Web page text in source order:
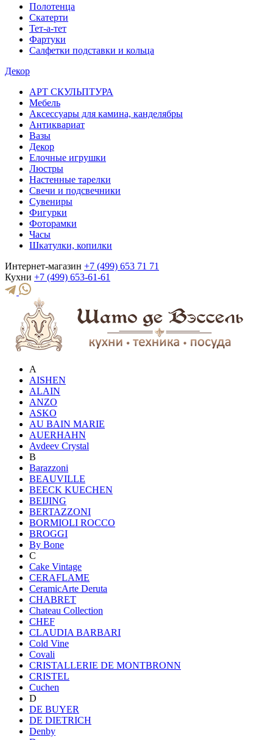
Полотенца
Скатерти
Тет-а-тет
Фартуки
Салфетки подставки и кольца
Декор
АРТ СКУЛЬПТУРА
Мебель
Аксессуары для камина, канделябры
Антиквариат
Вазы
Декор
Елочные игрушки
Люстры
Настенные тарелки
Свечи и подсвечники
Сувениры
Фигурки
Фоторамки
Часы
Шкатулки, копилки
Интернет-магазин +7 (499) 653 71 71
Кухни +7 (499) 653-61-61
A
AISHEN
ALAIN
ANZO
ASKO
AU BAIN MARIE
AUERHAHN
Avdeev Crystal
B
Barazzoni
BEAUVILLE
BEECK KUECHEN
BEIJING
BERTAZZONI
BORMIOLI ROCCO
BROGGI
By Bone
C
Cake Vintage
CERAFLAME
CeramicArte Deruta
CHABRET
Chateau Collection
CHEF
CLAUDIA BARBARI
Cold Vine
Covali
CRISTALLERIE DE MONTBRONN
CRISTEL
Cuchen
D
DE BUYER
DE DIETRICH
Denby